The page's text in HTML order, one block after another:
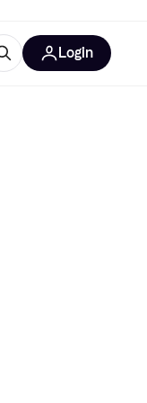
Login